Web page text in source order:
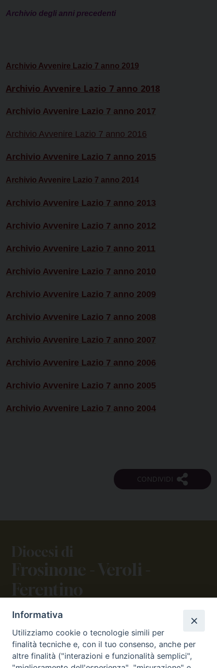
Archivio degli anni precedenti
Archivio Avvenire Lazio 7 anno 2019
Archivio Avvenire Lazio 7 anno 2018
Archivio Avvenire Lazio 7 anno 2017
Archivio Avvenire Lazio 7 anno 2016
Archivio Avvenire Lazio 7 anno 2015
Archivio Avvenire Lazio 7 anno 2014
Archivio Avvenire Lazio 7 anno 2013
Archivio Avvenire Lazio 7 anno 2012
Archivio Avvenire Lazio 7 anno 2011
Archivio Avvenire Lazio 7 anno 2010
Archivio Avvenire Lazio 7 anno 2009
Archivio Avvenire Lazio 7 anno 2008
Archivio Avvenire Lazio 7 anno 2007
Archivio Avvenire Lazio 7 anno 2006
Archivio Avvenire Lazio 7 anno 2005
Archivio Avvenire Lazio 7 anno 2004
Diocesi di
Frosinone - Veroli -
Ferentino
CONTATTI
viale Volsci 105 (ex via dei Monti Lepini)
03100 Frosinone (FR)
Informativa
Utilizziamo cookie o tecnologie simili per
finalità tecniche e, con il tuo consenso, anche per
altre finalità ("interazioni e funzionalità semplici",